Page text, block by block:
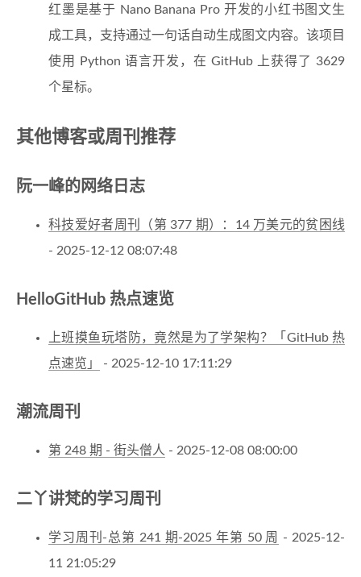
红墨是基于 Nano Banana Pro 开发的小红书图文生
成工具，支持通过一句话自动生成图文内容。该项目
使用 Python 语言开发，在 GitHub 上获得了 3629
个星标。
其他博客或周刊推荐
阮一峰的网络日志
科技爱好者周刊（第 377 期）：14 万美元的贫困线
- 2025-12-12 08:07:48
HelloGitHub 热点速览
上班摸鱼玩塔防，竟然是为了学架构？「GitHub 热
点速览」
- 2025-12-10 17:11:29
潮流周刊
第 248 期 - 街头僧人 - 2025-12-08 08:00:00
二丫讲梵的学习周刊
学习周刊-总第 241 期-2025 年第 50 周
- 2025-12-
11 21:05:29